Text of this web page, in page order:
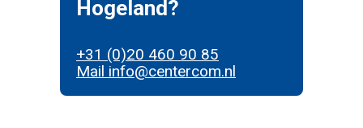
Hogeland?
+31 (0)20 460 90 85
Mail info@centercom.nl